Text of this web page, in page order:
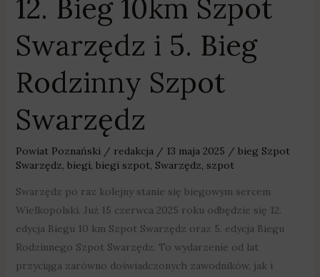
12. Bieg 10km Szpot
Swarzędz i 5. Bieg
Rodzinny Szpot
Swarzędz
Powiat Poznański/ redakcja / 13 maja 2025 / bieg Szpot
Swarzędz, biegi, biegi szpot, Swarzędz, szpot
Swarzędz po raz kolejny stanie się biegowym sercem
Wielkopolski. Już 15 czerwca 2025 roku odbędzie się 12.
edycja Biegu 10 km Szpot Swarzędz oraz 5. edycja Biegu
Rodzinnego Szpot Swarzędz. To wydarzenie od lat
przyciąga zarówno doświadczonych zawodników, jak i